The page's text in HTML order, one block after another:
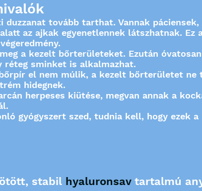
duzzanat tovább tarthat. Vannak
az ajkak egyenetlennek látszhatnak. Ez
a kezelt bőrterületeket. Ezután
réteg sminket is alkalmazhat.
el nem múlik, a kezelt bőrterületet ne
hidegnek.
herpeses kiütése, megvan annak a
gyógyszert szed, tudnia kell, hogy ezek
stabil hyaluronsavtartalmú